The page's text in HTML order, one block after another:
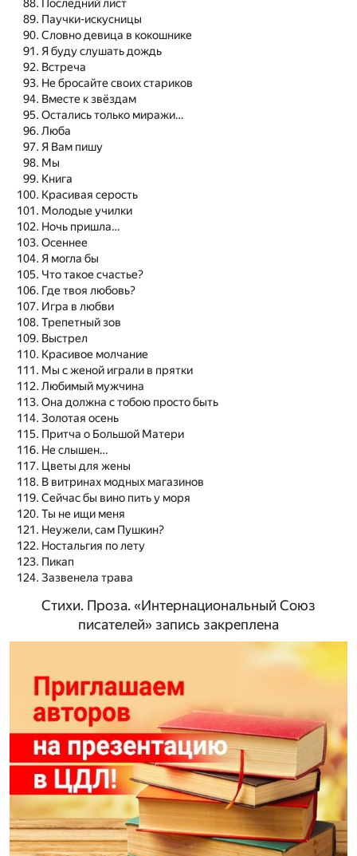
Последний лист
Паучки-искусницы
Словно девица в кокошнике
Я буду слушать дождь
Встреча
Не бросайте своих стариков
Вместе к звёздам
Остались только миражи…
Люба
Я Вам пишу
Мы
Книга
Красивая серость
Молодые училки
Ночь пришла…
Осеннее
Я могла бы
Что такое счастье?
Где твоя любовь?
Игра в любви
Трепетный зов
Выстрел
Красивое молчание
Мы с женой играли в прятки
Любимый мужчина
Она должна с тобою просто быть
Золотая осень
Притча о Большой Матери
Не слышен…
Цветы для жены
В витринах модных магазинов
Сейчас бы вино пить у моря
Ты не ищи меня
Неужели, сам Пушкин?
Ностальгия по лету
Пикап
Зазвенела трава
Стихи. Проза. «Интернациональный Союз
писателей» запись закреплена